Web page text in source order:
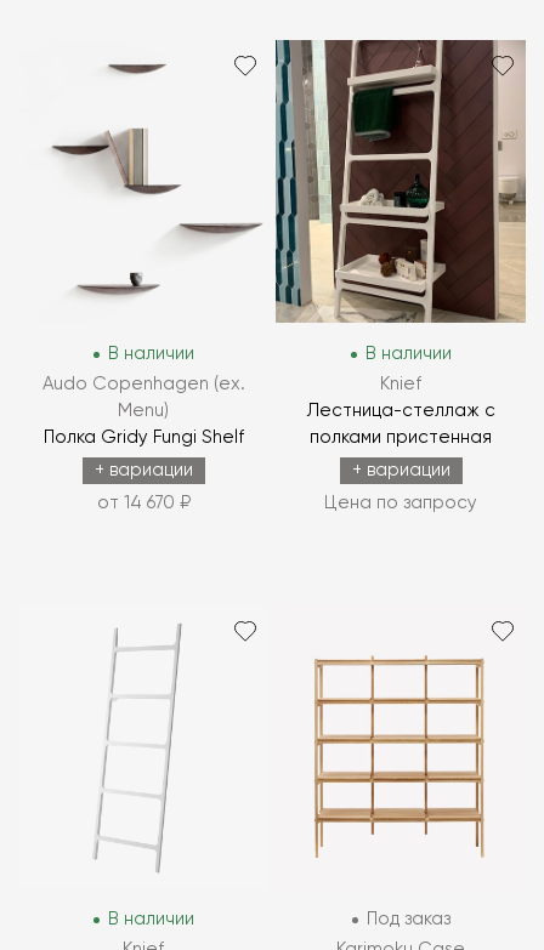
В наличии
Audo Copenhagen (ex.
Menu)
Полка Gridy Fungi Shelf
+ вариации
от 14 670 ₽
В наличии
Knief
Лестница-стеллаж с
полками пристенная
+ вариации
Цена по запросу
В наличии
Под заказ